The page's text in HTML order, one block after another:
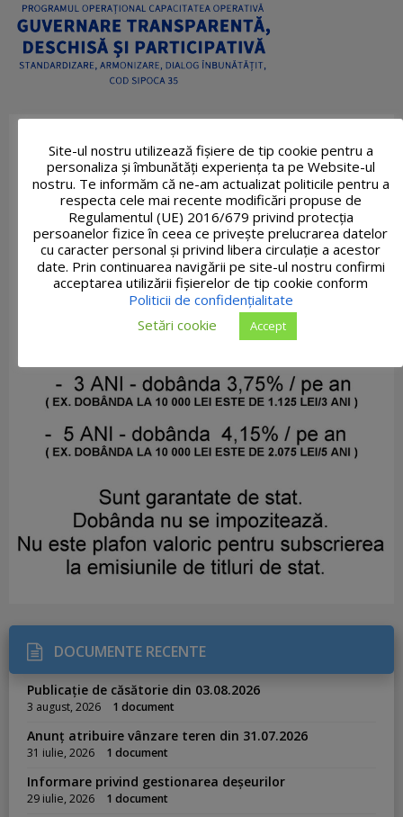
DOCUMENTE RECENTE
Publicație de căsătorie din 03.08.2026
3 august, 2026 1 document
Anunț atribuire vânzare teren din 31.07.2026
31 iulie, 2026 1 document
Informare privind gestionarea deșeurilor
29 iulie, 2026 1 document
Site-ul nostru utilizează fişiere de tip cookie pentru a
personaliza și îmbunătăți experiența ta pe Website-ul
nostru. Te informăm că ne-am actualizat politicile pentru a
respecta cele mai recente modificări propuse de
Regulamentul (UE) 2016/679 privind protecția
persoanelor fizice în ceea ce privește prelucrarea datelor
cu caracter personal și privind libera circulație a acestor
date. Prin continuarea navigării pe site-ul nostru confirmi
acceptarea utilizării fişierelor de tip cookie conform
Politicii de confidențialitate
Setări cookie
Accept